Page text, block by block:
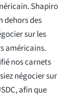
Shapiro
dehors des
sur les
américains.
nos carnets
négocier sur
afin que